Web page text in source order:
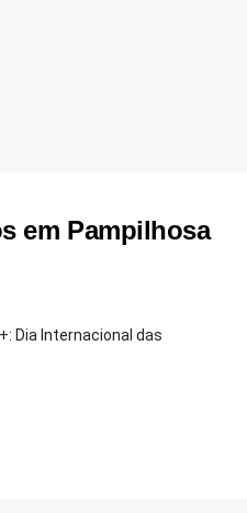
em Pampilhosa
Dia Internacional das